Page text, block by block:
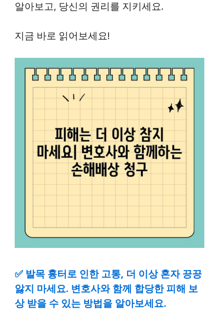
알아보고, 당신의 권리를 지키세요.
지금 바로 읽어보세요!
✅ 발목 흉터로 인한 고통, 더 이상 혼자 끙끙
앓지 마세요. 변호사와 함께 합당한 피해 보
상 받을 수 있는 방법을 알아보세요.